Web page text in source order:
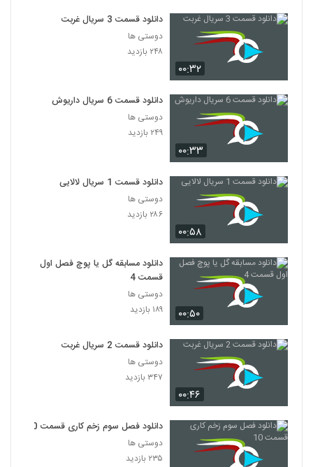
۰۰:۳۲
دانلود قسمت 3 سریال غربت
دوستی ها
۲۴۸ بازدید
۰۰:۳۳
دانلود قسمت 6 سریال داریوش
دوستی ها
۲۴۹ بازدید
۰۰:۵۸
دانلود قسمت 1 سریال لالایی
دوستی ها
۲۸۶ بازدید
۰۰:۵۰
دانلود مسابقه گل یا پوچ فصل اول
قسمت 4
دوستی ها
۱۸۹ بازدید
۰۰:۴۶
دانلود قسمت 2 سریال غربت
دوستی ها
۳۴۷ بازدید
دانلود فصل سوم زخم کاری قسمت 10
دوستی ها
۲۳۵ بازدید